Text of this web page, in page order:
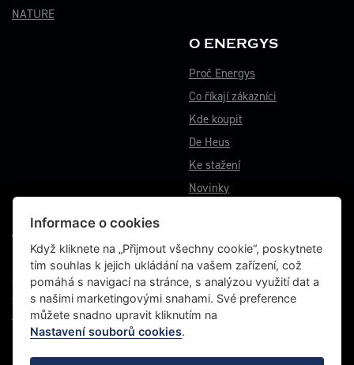
NATURE
O ENERGYS
Proč Energys
Co říkají zákazníci
Kde koupit
De Heus
Ke stažení
Novinky
VÝROBNÍ ZÁVOD BĚSTOVICE
Běstovice 115
Choceň 565 01
Česká republika
Tel.: +420 467 070 764
Fax: +420 465 472 611
Informace o cookies
Když kliknete na „Přijmout všechny cookie“, poskytnete
tím souhlas k jejich ukládání na vašem zařízení, což
pomáhá s navigací na stránce, s analýzou využití dat a
s našimi marketingovými snahami. Své preference
můžete snadno upravit kliknutím na
Nastavení souborů cookies.